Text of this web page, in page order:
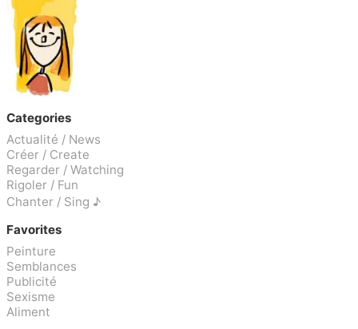
Categories
Actualité / News
Créer / Create
Regarder / Watching
Rigoler / Fun
Chanter / Sing ♪
Favorites
Peinture
Semblances
Publicité
Sexisme
Aliment